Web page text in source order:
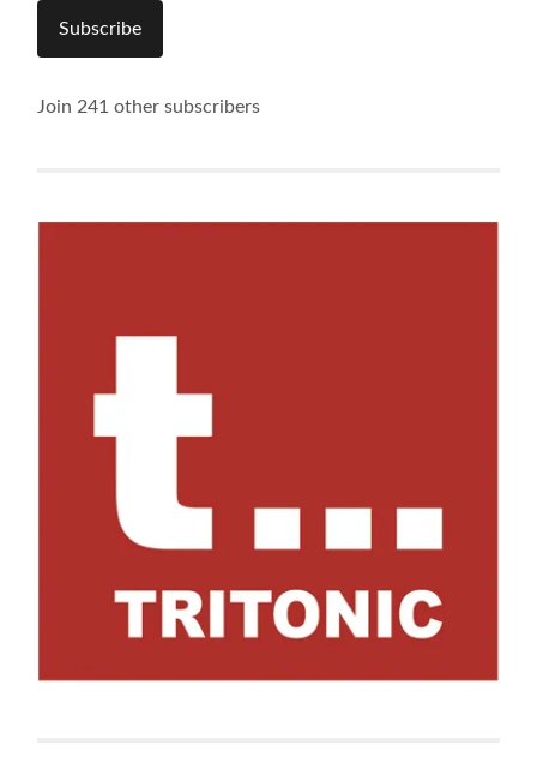
Subscribe
Join 241 other subscribers